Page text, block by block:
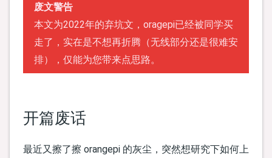
废文警告
本文为2022年的弃坑文，oragepi已经被同学买
走了，实在是不想再折腾（无线部分还是很难安
排），仅能为您带来点思路。
开篇废话
最近又擦了擦 orangepi 的灰尘，突然想研究下如何上